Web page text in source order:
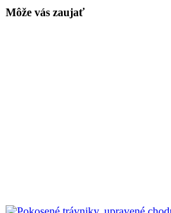
Môže vás zaujať